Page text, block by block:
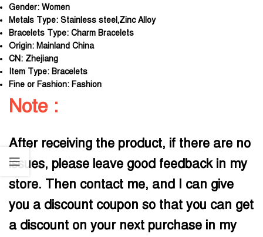
Gender: Women
Metals Type: Stainless steel,Zinc Alloy
Bracelets Type: Charm Bracelets
Origin: Mainland China
CN: Zhejiang
Item Type: Bracelets
Fine or Fashion: Fashion
Note :
After receiving the product, if there are no
issues, please leave good feedback in my
store. Then contact me, and I can give
you a discount coupon so that you can get
a discount on your next purchase in my